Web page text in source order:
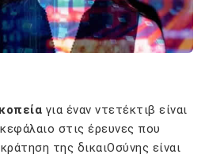
για έναν ντετέκτιβ είναι
στις έρευνες που
της δικαιΟσύνης είναι